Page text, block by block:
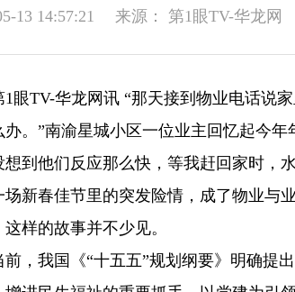
13 14:57:21 来源： 第1眼TV-华龙网
1眼TV-华龙网讯 “那天接到物业电话说
办。”南渝星城小区一位业主回忆起今
想到他们反应那么快，等我赶回家时，
场新春佳节里的突发险情，成了物业与
这样的故事并不少见。
前，我国《“十五五”规划纲要》明确提